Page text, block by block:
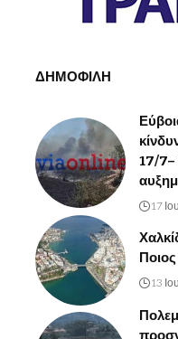
ΔΗΜΟΦΙΛΗ
17/7–
17
13